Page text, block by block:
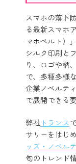
スマホの落下
る最新スマホ
マホベルト）
シルク印刷と
り、ロゴや柄
で、多種多様
企業ノベルテ
で展開できる
弊社トランス
サリーをはじ
ッズ・ノベル
旬のトレンド